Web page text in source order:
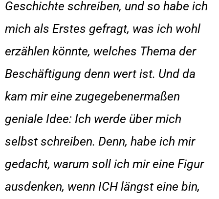
Geschichte schreiben, und so habe ich
mich als Erstes gefragt, was ich wohl
erzählen könnte, welches Thema der
Beschäftigung denn wert ist. Und da
kam mir eine zugegebenermaßen
geniale Idee: Ich werde über mich
selbst schreiben. Denn, habe ich mir
gedacht, warum soll ich mir eine Figur
ausdenken, wenn ICH längst eine bin,